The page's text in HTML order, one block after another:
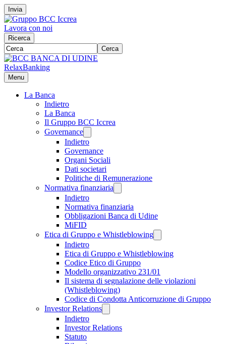
Invia
Lavora con noi
Ricerca
Cerca
RelaxBanking
Menu
La Banca
Indietro
La Banca
Il Gruppo BCC Iccrea
Governance
Indietro
Governance
Organi Sociali
Dati societari
Politiche di Remunerazione
Normativa finanziaria
Indietro
Normativa finanziaria
Obbligazioni Banca di Udine
MiFID
Etica di Gruppo e Whistleblowing
Indietro
Etica di Gruppo e Whistleblowing
Codice Etico di Gruppo
Modello organizzativo 231/01
Il sistema di segnalazione delle violazioni
(Whistleblowing)
Codice di Condotta Anticorruzione di Gruppo
Investor Relations
Indietro
Investor Relations
Statuto